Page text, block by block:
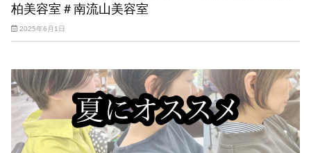
柏美容室＃南流山美容室
2025年6月1日